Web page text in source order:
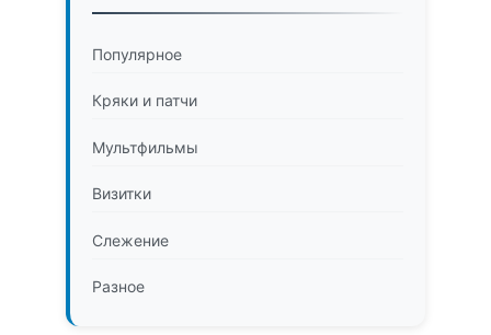
Популярное
Кряки и патчи
Мультфильмы
Визитки
Слежение
Разное